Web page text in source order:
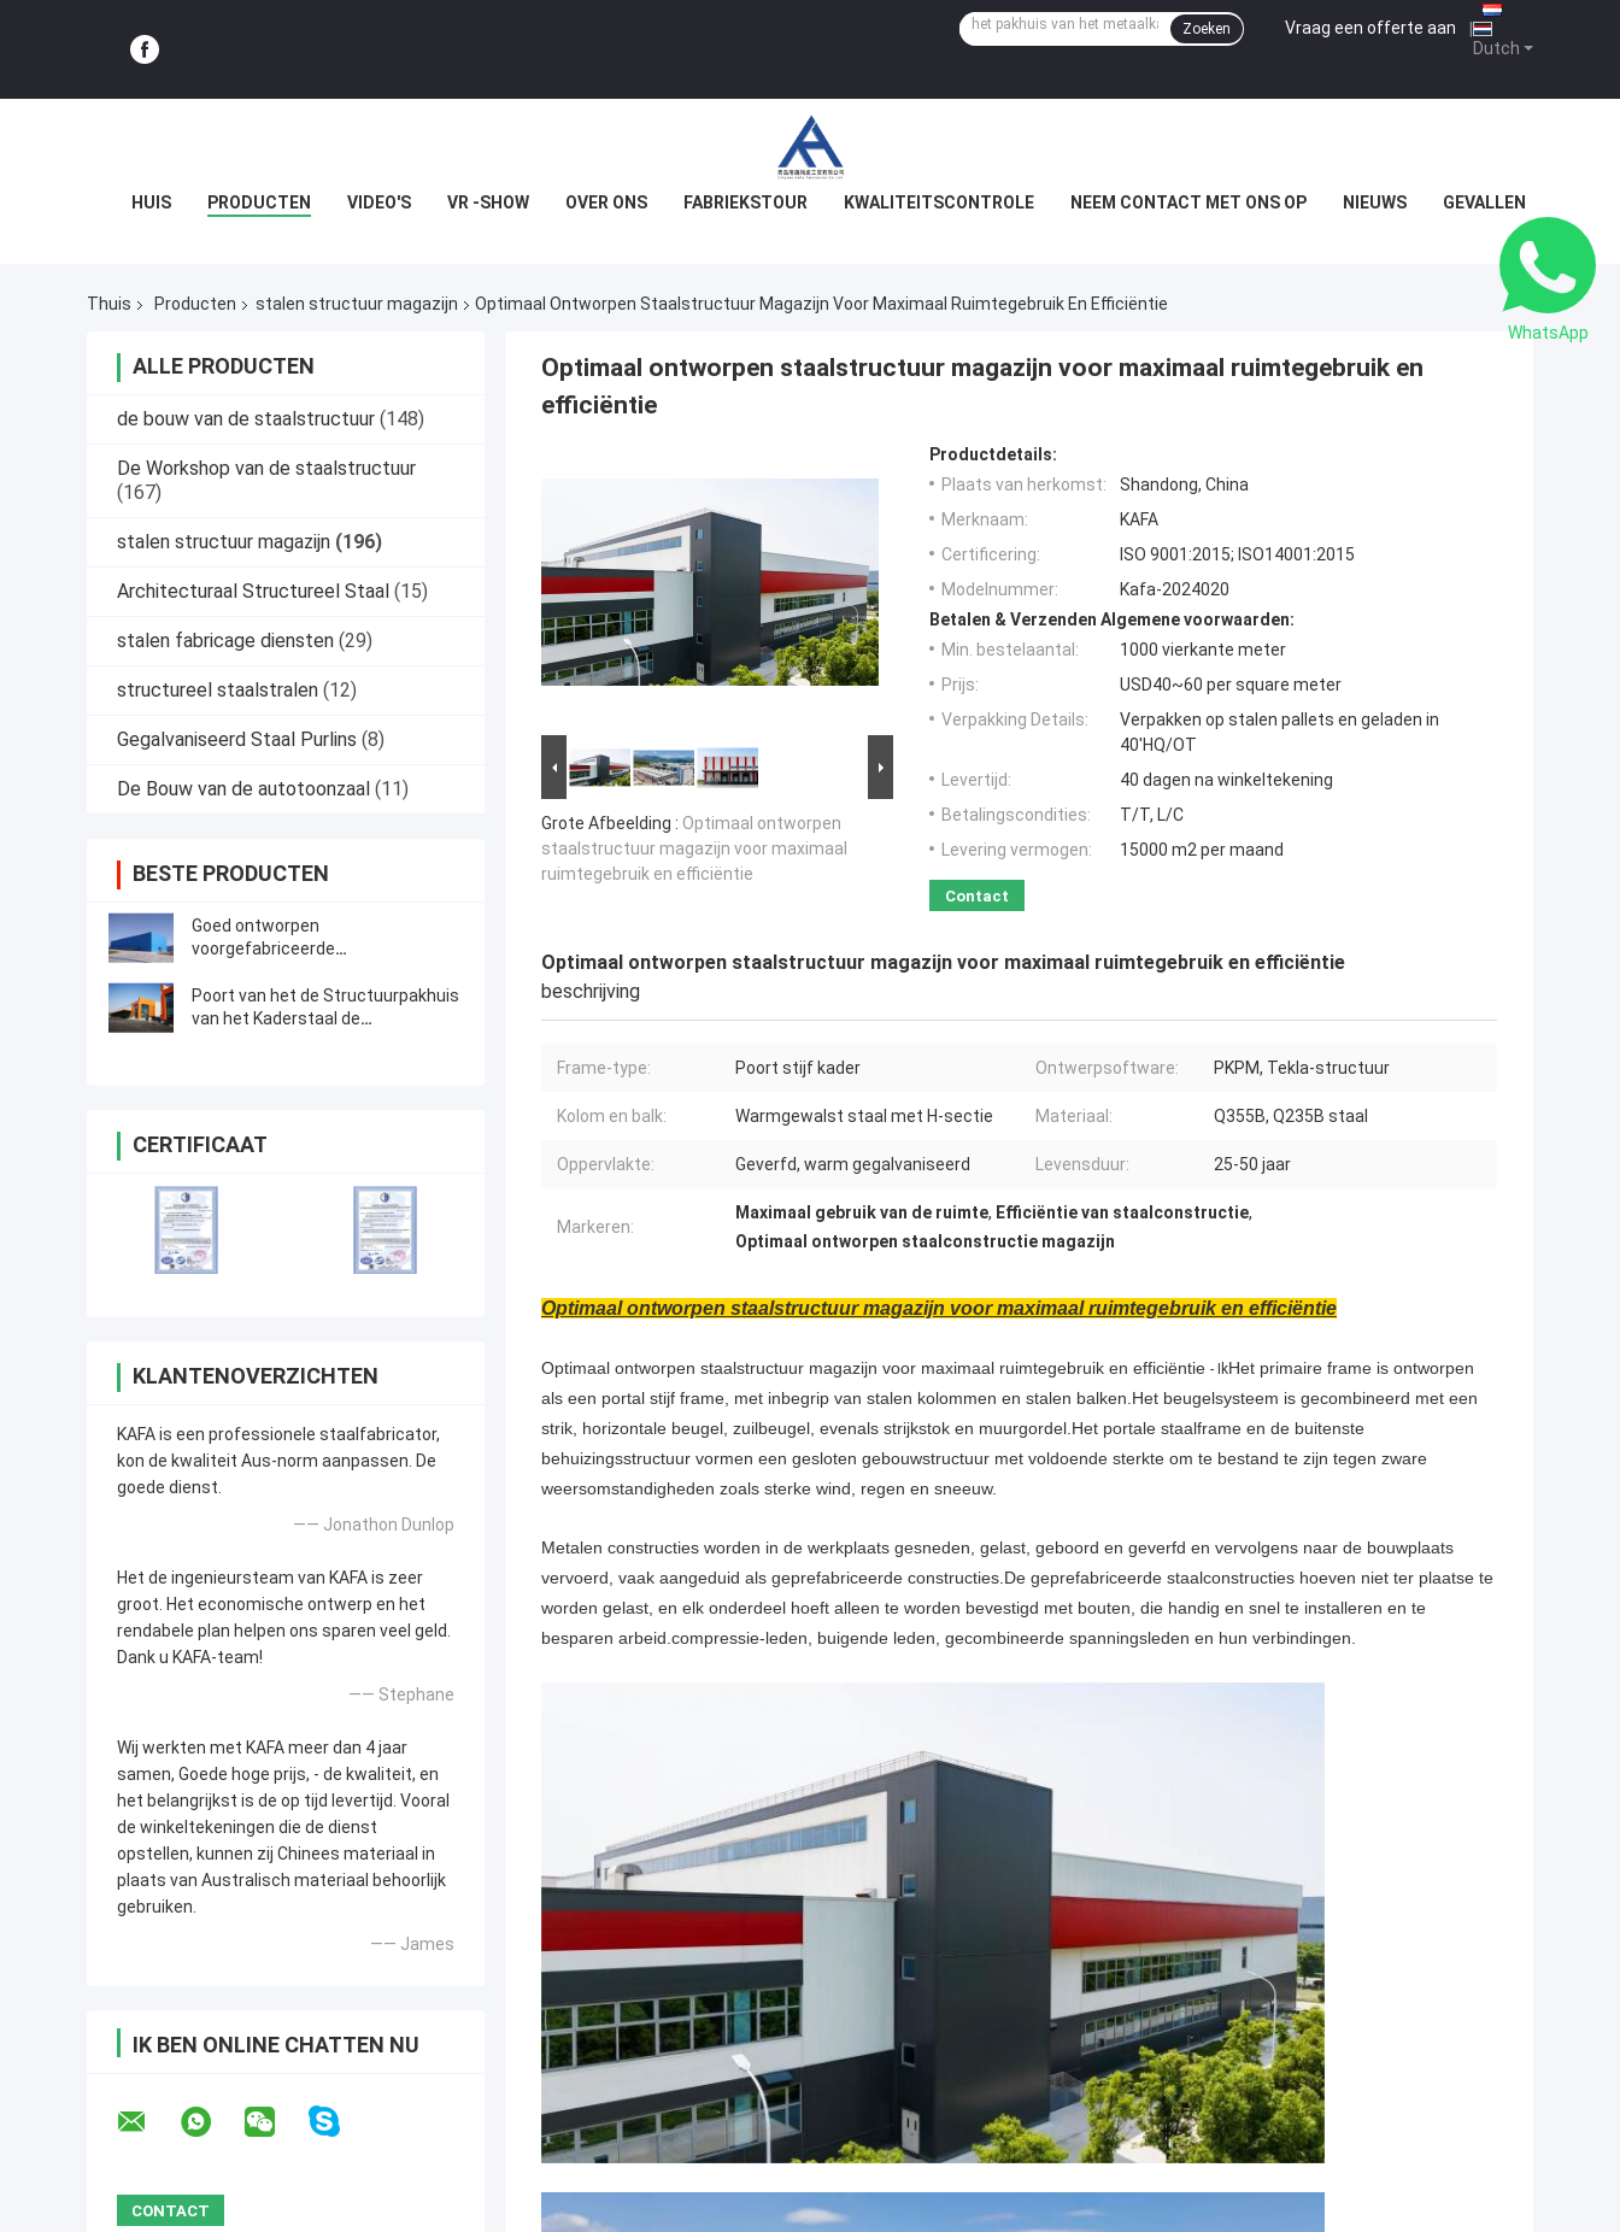
Dutch
Vraag een offerte aan |
Zoeken
HUIS PRODUCTEN VIDEO'S VR -SHOW OVER ONS FABRIEKSTOUR KWALITEITSCONTROLE NEEM CONTACT MET ONS OP NIEUWS GEVALLEN
Thuis Producten stalen structuur magazijn Optimaal Ontworpen Staalstructuur Magazijn Voor Maximaal Ruimtegebruik En Efficiëntie
ALLE PRODUCTEN
de bouw van de staalstructuur (148)
De Workshop van de staalstructuur
(167)
stalen structuur magazijn (196)
Architecturaal Structureel Staal (15)
stalen fabricage diensten (29)
structureel staalstralen (12)
Gegalvaniseerd Staal Purlins (8)
De Bouw van de autotoonzaal (11)
BESTE PRODUCTEN
Goed ontworpen
voorgefabriceerde
Poort van het de Structuurpakhuis
van het Kaderstaal de
CERTIFICAAT
KLANTENOVERZICHTEN
KAFA is een professionele staalfabricator,
kon de kwaliteit Aus-norm aanpassen. De
goede dienst.
—— Jonathon Dunlop
Het de ingenieursteam van KAFA is zeer
groot. Het economische ontwerp en het
rendabele plan helpen ons sparen veel geld.
Dank u KAFA-team!
—— Stephane
Wij werkten met KAFA meer dan 4 jaar
samen, Goede hoge prijs, - de kwaliteit, en
het belangrijkst is de op tijd levertijd. Vooral
de winkeltekeningen die de dienst
opstellen, kunnen zij Chinees materiaal in
plaats van Australisch materiaal behoorlijk
gebruiken.
—— James
IK BEN ONLINE CHATTEN NU
Optimaal ontworpen staalstructuur magazijn voor maximaal ruimtegebruik en
efficiëntie
Grote Afbeelding : Optimaal ontworpen
staalstructuur magazijn voor maximaal
ruimtegebruik en efficiëntie
Productdetails:
Plaats van herkomst:
Shandong, China
Merknaam:
KAFA
Certificering:
ISO 9001:2015; ISO14001:2015
Modelnummer:
Kafa-2024020
Betalen & Verzenden Algemene voorwaarden:
Min. bestelaantal:
1000 vierkante meter
Prijs:
USD40~60 per square meter
Verpakking Details:
Verpakken op stalen pallets en geladen in
40'HQ/OT
Levertijd:
40 dagen na winkeltekening
Betalingscondities:
T/T, L/C
Levering vermogen:
15000 m2 per maand
Contact
Optimaal ontworpen staalstructuur magazijn voor maximaal ruimtegebruik en efficiëntie
beschrijving
Frame-type: Poort stijf kader Ontwerpsoftware: PKPM, Tekla-structuur
Kolom en balk: Warmgewalst staal met H-sectie Materiaal: Q355B, Q235B staal
Oppervlakte: Geverfd, warm gegalvaniseerd Levensduur: 25-50 jaar
Markeren:
Maximaal gebruik van de ruimte, Efficiëntie van staalconstructie,
Optimaal ontworpen staalconstructie magazijn
Optimaal ontworpen staalstructuur magazijn voor maximaal ruimtegebruik en efficiëntie
Optimaal ontworpen staalstructuur magazijn voor maximaal ruimtegebruik en efficiëntie - IkHet primaire frame is ontworpen
als een portal stijf frame, met inbegrip van stalen kolommen en stalen balken.Het beugelsysteem is gecombineerd met een
strik, horizontale beugel, zuilbeugel, evenals strijkstok en muurgordel.Het portale staalframe en de buitenste
behuizingsstructuur vormen een gesloten gebouwstructuur met voldoende sterkte om te bestand te zijn tegen zware
weersomstandigheden zoals sterke wind, regen en sneeuw.
Metalen constructies worden in de werkplaats gesneden, gelast, geboord en geverfd en vervolgens naar de bouwplaats
vervoerd, vaak aangeduid als geprefabriceerde constructies.De geprefabriceerde staalconstructies hoeven niet ter plaatse te
worden gelast, en elk onderdeel hoeft alleen te worden bevestigd met bouten, die handig en snel te installeren en te
besparen arbeid.compressie-leden, buigende leden, gecombineerde spanningsleden en hun verbindingen.
WhatsApp